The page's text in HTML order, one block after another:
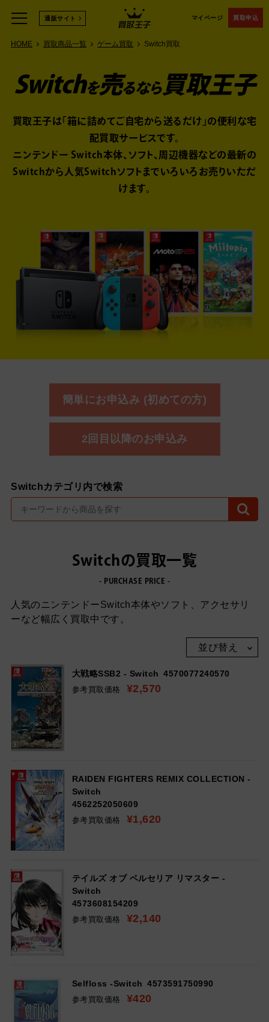
マイページ 買取申込
通販サイト
HOME 買取商品一覧 ゲーム買取 Switch買取
Switchを売るなら買取王子
買取王子は「箱に詰めてご自宅から送るだけ」の便利な宅
配買取サービスです。
ニンテンドー Switch本体、ソフト、周辺機器などの最新の
Switchから人気Switchソフトまでいろいろお売りいただ
けます。
簡単にお申込み (初めての方)
2回目以降のお申込み
Switchカテゴリ内で検索
Switchの買取一覧
- PURCHASE PRICE -
人気のニンテンドーSwitch本体やソフト、アクセサリ
ーなど幅広く買取中です。
並び替え
新着順
参考買取価格 ¥2,570
大戦略SSB2 - Switch 4570077240570
参考買取価格 ¥1,620
RAIDEN FIGHTERS REMIX COLLECTION -
Switch
4562252050609
参考買取価格 ¥2,140
テイルズ オブ ベルセリア リマスター -
Switch
4573608154209
参考買取価格 ¥420
Selfloss -Switch 4573591750990